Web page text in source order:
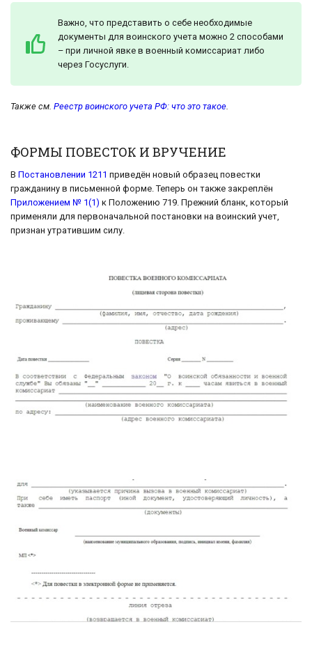
Важно, что представить о себе необходимые
документы для воинского учета можно 2 способами
– при личной явке в военный комиссариат либо
через Госуслуги.
Также см. Реестр воинского учета РФ: что это такое.
ФОРМЫ ПОВЕСТОК И ВРУЧЕНИЕ
В Постановлении 1211 приведён новый образец повестки
гражданину в письменной форме. Теперь он также закреплён
Приложением № 1(1) к Положению 719. Прежний бланк, который
применяли для первоначальной постановки на воинский учет,
признан утратившим силу.